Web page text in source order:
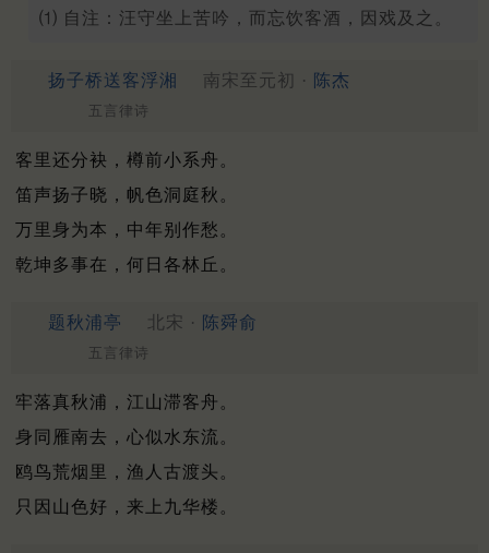
⑴ 自注：汪守坐上苦吟，而忘饮客酒，因戏及之。
扬子桥送客浮湘 南宋至元初 · 陈杰
五言律诗
客里还分袂，樽前小系舟。
笛声扬子晓，帆色洞庭秋。
万里身为本，中年别作愁。
乾坤多事在，何日各林丘。
题秋浦亭 北宋 · 陈舜俞
五言律诗
牢落真秋浦，江山滞客舟。
身同雁南去，心似水东流。
鸥鸟荒烟里，渔人古渡头。
只因山色好，来上九华楼。